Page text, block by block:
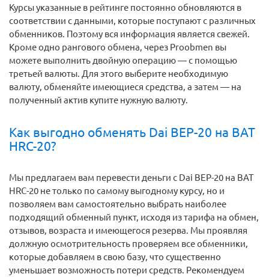
Курсы указанные в рейтинге постоянно обновляются в
соответствии с данными, которые поступают с различных
обменников. Поэтому вся информация является свежей.
Кроме одно рангового обмена, через Proobmen вы
можете выполнить двойную операцию — с помощью
третьей валюты. Для этого выберите необходимую
валюту, обменяйте имеющиеся средства, а затем — на
полученный актив купите нужную валюту.
Как выгодно обменять Dai BEP-20 на BAT
HRC-20?
Мы предлагаем вам перевести деньги c Dai BEP-20 на BAT
HRC-20 не только по самому выгодному курсу, но и
позволяем вам самостоятельно выбрать наиболее
подходящий обменный пункт, исходя из тарифа на обмен,
отзывов, возраста и имеющегося резерва. Мы проявляя
должную осмотрительность проверяем все обменники,
которые добавляем в свою базу, что существенно
уменьшает возможность потери средств. Рекомендуем